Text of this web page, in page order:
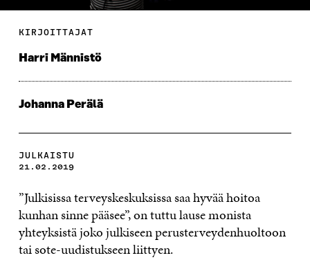
KIRJOITTAJAT
Harri Männistö
Johanna Perälä
JULKAISTU
21.02.2019
”Julkisissa terveyskeskuksissa saa hyvää hoitoa
kunhan sinne pääsee”, on tuttu lause monista
yhteyksistä joko julkiseen perusterveydenhuoltoon
tai sote-uudistukseen liittyen.